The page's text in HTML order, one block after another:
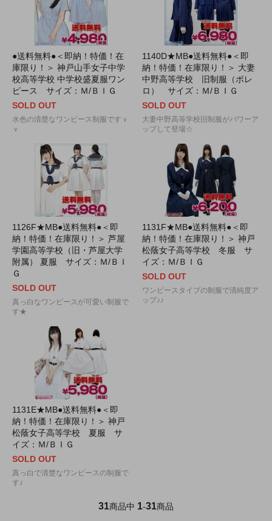
●送料無料●＜即納！特価！在
庫限り！＞ 神戸山手女子中学
校高等学校 中学校盛夏服ワン
ピース サイズ：Ｍ/ＢＩＧ
SOLD OUT
水色の清楚なワンピース制服ですｖ
ｖ
1140D★MB●送料無料●＜即
納！特価！在庫限り！＞ 大妻
中野高等学校 旧制服（ボレ
ロ） サイズ：Ｍ/ＢＩＧ
SOLD OUT
大妻中野高等学校旧制服がパワーア
ップして登場☆
1126F★MB●送料無料●＜即
納！特価！在庫限り！＞ 芦屋
学園高等学校（旧・芦屋大学
附属） 夏服 サイズ：Ｍ/ＢＩ
Ｇ
SOLD OUT
真っ白なワンピースが可愛い制服で
す★
1131F★MB●送料無料●＜即
納！特価！在庫限り！＞ 神戸
松蔭女子高等学校 冬服 サ
イズ：Ｍ/ＢＩＧ
SOLD OUT
ワンピースタイプの制服で清純度ア
ップ♪♪
1131E★MB●送料無料●＜即
納！特価！在庫限り！＞ 神戸
松蔭女子高等学校 夏服 サ
イズ：Ｍ/ＢＩＧ
SOLD OUT
真っ白で清楚なワンピースの制服で
す♪
31商品中 1-31商品